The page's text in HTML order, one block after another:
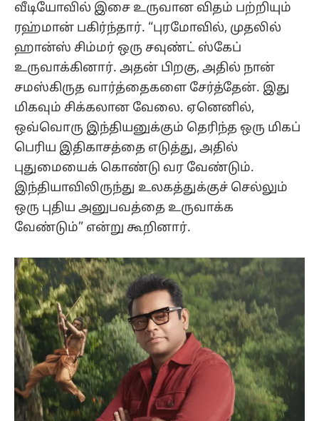
வீடியோவில் இசை உருவான விதம் பற்றியும்
ரஹ்மான் பகிர்ந்தார். “புரமோவில், முதலில்
ஹான்ஸ் சிம்மர் ஒரு சவுண்ட் ஸ்கேப்
உருவாக்கினார். அதன் பிறகு, அதில் நான்
சமஸ்கிருத வார்த்தைகளை சேர்த்தேன். இது
மிகவும் சிக்கலான வேலை. ஏனெனில்,
ஒவ்வொரு இந்தியனுக்கும் தெரிந்த ஒரு மிகப்
பெரிய இதிகாசத்தை எடுத்து, அதில்
புதுமையைக் கொண்டு வர வேண்டும்.
இந்தியாவிலிருந்து உலகத்துக்குச் செல்லும்
ஒரு புதிய அனுபவத்தை உருவாக்க
வேண்டும்” என்று கூறினார்.